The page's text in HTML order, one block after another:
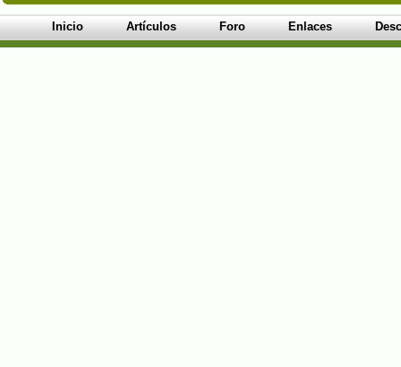
Inicio Artículos Foro Enlaces